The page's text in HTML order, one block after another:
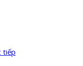
tiếp